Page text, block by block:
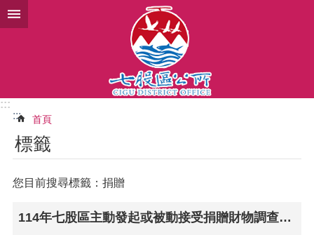
跳到主要內容區塊
:::
:::
首頁
標籤
您目前搜尋標籤：捐贈
114年七股區主動發起或被動接受捐贈財物調查表(本市重大災害賑災捐款專戶指定用途捐款)